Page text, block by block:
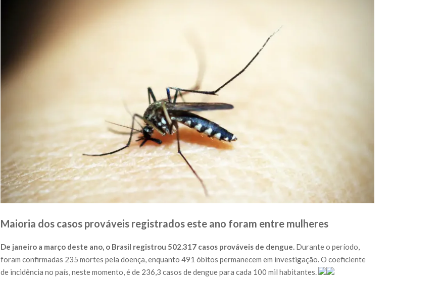
Maioria dos casos prováveis registrados este ano foram entre mulheres
De janeiro a março deste ano, o Brasil registrou 502.317 casos prováveis de dengue. Durante o período,
foram confirmadas 235 mortes pela doença, enquanto 491 óbitos permanecem em investigação. O coeficiente
de incidência no país, neste momento, é de 236,3 casos de dengue para cada 100 mil habitantes.